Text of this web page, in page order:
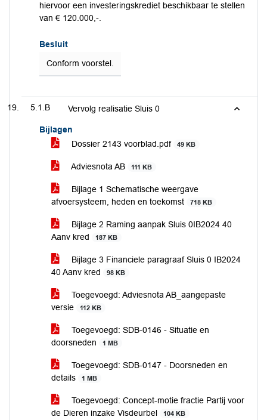
hiervoor een investeringskrediet beschikbaar te stellen
van € 120.000,-.
Besluit
Conform voorstel.
5.1.B Vervolg realisatie Sluis 0
Bijlagen
Dossier 2143 voorblad.pdf
49 KB
Adviesnota AB 111 KB
Bijlage 1 Schematische weergave
afvoersysteem, heden en toekomst
718 KB
Bijlage 2 Raming aanpak Sluis 0IB2024 40
Aanv kred
187 KB
Bijlage 3 Financiele paragraaf Sluis 0 IB2024
40 Aanv kred
98 KB
Toegevoegd: Adviesnota AB_aangepaste
versie
112 KB
Toegevoegd: SDB-0146 - Situatie en
doorsneden
1 MB
Toegevoegd: SDB-0147 - Doorsneden en
details
1 MB
Toegevoegd: Concept-motie fractie Partij voor
de Dieren inzake Visdeurbel
104 KB